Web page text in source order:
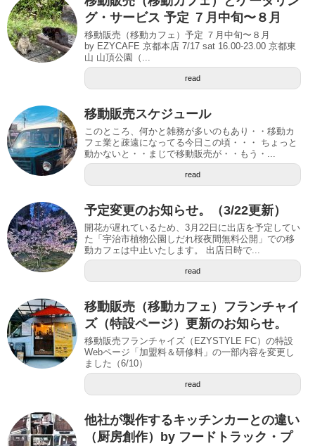
グ・サービス 予定 ７月中旬〜８月
移動販売（移動カフェ）予定 ７月中旬〜８月
by EZYCAFE 京都本店 7/17 sat 16.00-23.00 京都東
山 山頂公園（...
read
移動販売スケジュール
このところ、何かと雑務が多いのもあり・・移動カ
フェ業と疎遠になってる今日この頃・・・ ちょっと
動かないと・・まじで移動販売が・・もう・...
read
予定変更のお知らせ。（3/22更新）
開花が遅れているため、3月22日に出店を予定してい
た「宇治市植物公園しだれ桜夜間無料公開」での移
動カフェは中止いたします。 出店日時で...
read
移動販売（移動カフェ）フランチャイ
ズ（特設ページ）更新のお知らせ。
移動販売フランチャイズ（EZYSTYLE FC）の特設
Webページ「加盟料＆研修料」の一部内容を変更し
ました（6/10）
read
他社が製作するキッチンカーとの違い
（厨房創作）by フードトラック・プ